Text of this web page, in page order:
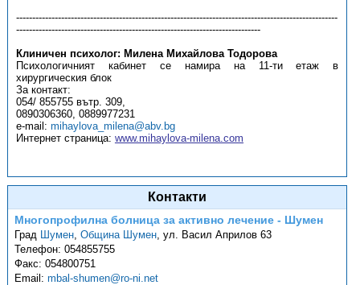
----------------------------------------------------------------------------------------------------
----------------------------------------------------------------------------
Клиничен психолог: Милена Михайлова Тодорова
Психологичният кабинет се намира на 11-ти етаж в
хирургическия блок
За контакт:
054/ 855755 вътр. 309,
0890306360, 0889977231
e-mail: mihaylova_milena@abv.bg
Интернет страница: www.mihaylova-milena.com
Контакти
Многопрофилна болница за активно лечение - Шумен
Град Шумен,Община Шумен,ул. Васил Априлов 63
Телефон:054855755
Факс:054800751
Email:mbal-shumen@ro-ni.net